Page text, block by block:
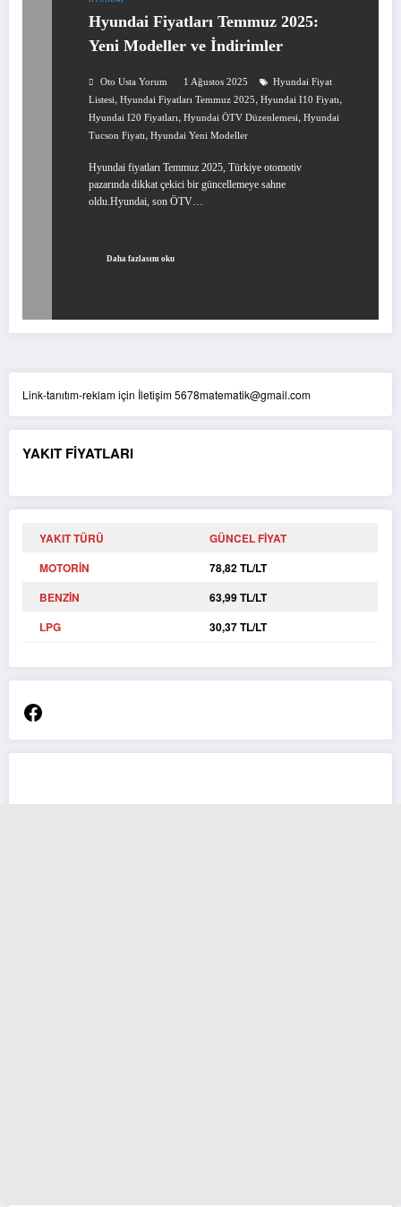
Hyundai Fiyatları Temmuz 2025:
Yeni Modeller ve İndirimler
Oto Usta Yorum 1 Ağustos 2025
Hyundai Fiyat
Listesi, Hyundai Fiyatları Temmuz 2025, Hyundai I10 Fiyatı,
Hyundai I20 Fiyatları, Hyundai ÖTV Düzenlemesi, Hyundai
Tucson Fiyatı, Hyundai Yeni Modeller
Hyundai fiyatları Temmuz 2025, Türkiye otomotiv
pazarında dikkat çekici bir güncellemeye sahne
oldu.Hyundai, son ÖTV…
Daha fazlasını oku
Link-tanıtım-reklam için İletişim 5678matematik@gmail.com
YAKIT FİYATLARI
YAKIT TÜRÜ
GÜNCEL FİYAT
MOTORİN
78,82 TL/LT
BENZİN
63,99 TL/LT
LPG
30,37 TL/LT
Facebook